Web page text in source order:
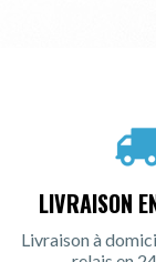
LIVRAISON
Livraison à